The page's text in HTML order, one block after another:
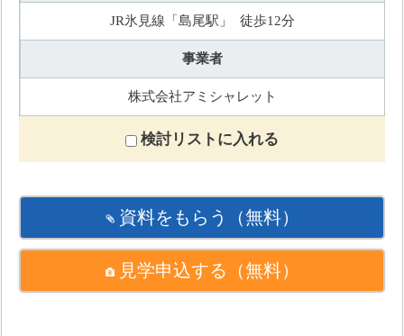
JR氷見線「島尾駅」 徒歩12分
事業者
株式会社アミシャレット
検討リストに入れる
資料をもらう （無料）
見学申込する （無料）